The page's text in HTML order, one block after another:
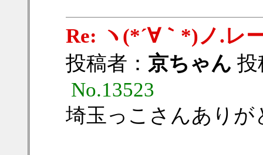
Re: ヽ(*´∀｀*)ノ.レ
投稿者： 京ちゃん 投
No.13523
埼玉っこさんありが